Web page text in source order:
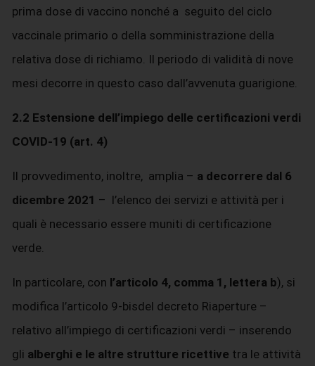
prima dose di vaccino nonché a seguito del ciclo
vaccinale primario o della somministrazione della
relativa dose di richiamo. Il periodo di validità di nove
mesi decorre in questo caso dall’avvenuta guarigione.
2.2 Estensione dell’impiego delle certificazioni verdi
COVID-19 (art. 4)
Il provvedimento, inoltre, amplia – a decorrere dal 6
dicembre 2021 – l’elenco dei servizi e attività per i
quali è necessario essere muniti di certificazione
verde.
In particolare, con l’articolo 4, comma 1, lettera b), si
modifica l’articolo 9-bisdel decreto Riaperture –
relativo all’impiego di certificazioni verdi – inserendo
gli alberghi e le altre strutture ricettive tra le attività